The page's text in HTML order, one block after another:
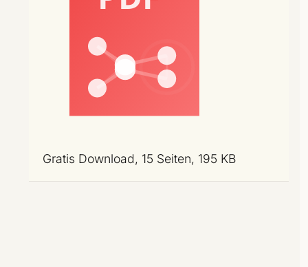
Gratis Download, 15 Seiten, 195 KB